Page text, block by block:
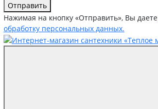
Отправить
Нажимая на кнопку «Отправить», Вы даете
обработку персональных данных.